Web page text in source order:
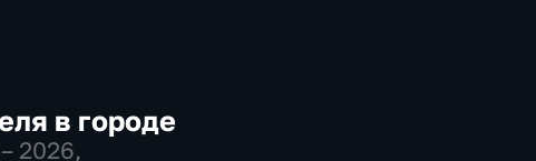
в городе
2026,